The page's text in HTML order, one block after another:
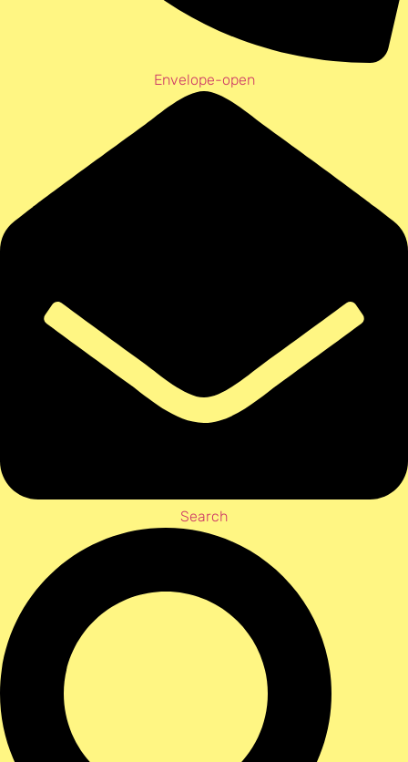
Envelope-open
Search